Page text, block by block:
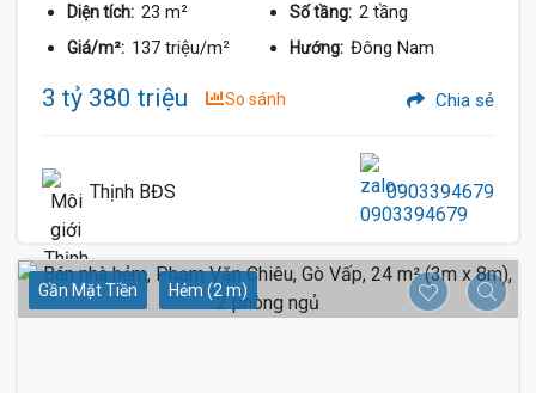
Diện tích: 23 m² Số tầng: 2 tầng
Giá/m²: 137 triệu/m² Hướng: Đông Nam
3 tỷ 380 triệu So sánh Chia sẻ
Thịnh BĐS 0903394679
Gần Mặt Tiền Hẻm (2 m)